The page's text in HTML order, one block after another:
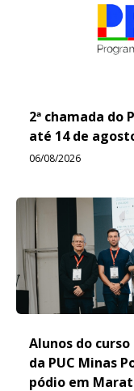
2ª chamada do
até 14 de
06/08/2026
Alunos do
da PUC Minas
pódio em